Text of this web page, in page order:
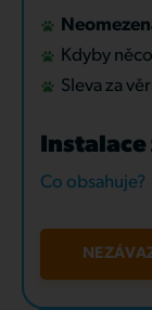
Kdyby
Sleva za
Co obsahuje?